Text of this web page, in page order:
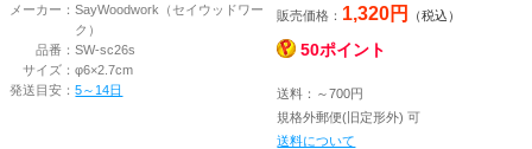
メーカー：SayWoodwork（セイウッドワー
ク）
品番：SW-sc26s
サイズ：φ6×2.7cm
発送目安：5～14日
販売価格： 1,320円 （税込）
50ポイント
送料：～700円
規格外郵便(旧定形外) 可
送料について